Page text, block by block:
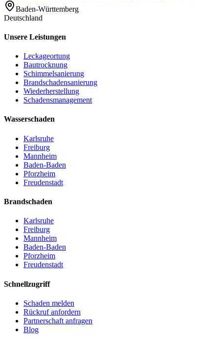
Baden-Württemberg
Deutschland
Unsere Leistungen
Leckageortung
Bautrocknung
Schimmelsanierung
Brandschadensanierung
Wiederherstellung
Schadensmanagement
Wasserschaden
Karlsruhe
Freiburg
Mannheim
Baden-Baden
Pforzheim
Freudenstadt
Brandschaden
Karlsruhe
Freiburg
Mannheim
Baden-Baden
Pforzheim
Freudenstadt
Schnellzugriff
Schaden melden
Rückruf anfordern
Partnerschaft anfragen
Blog